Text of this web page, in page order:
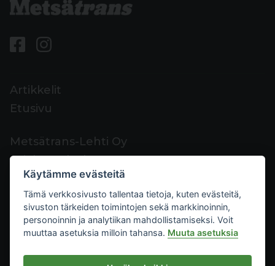
Artikkelit
Etusivu
Metsätrans-Lehti Oy
Asiakaspalvelu
Yhteystiedot
Palaute
Mediakortti
Käytämme evästeitä
Tämä verkkosivusto tallentaa tietoja, kuten evästeitä,
sivuston tärkeiden toimintojen sekä markkinoinnin,
personoinnin ja analytiikan mahdollistamiseksi. Voit
muuttaa asetuksia milloin tahansa. Muuta asetuksia